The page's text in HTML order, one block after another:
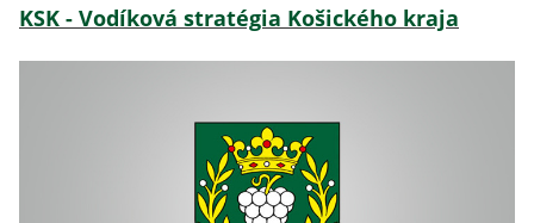
KSK - Vodíková stratégia Košického kraja